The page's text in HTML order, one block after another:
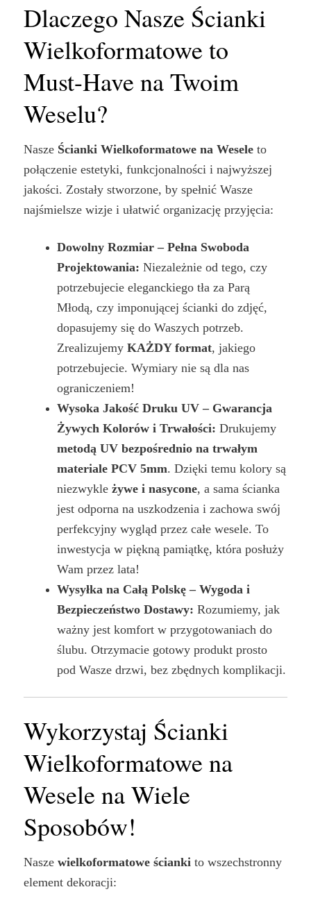
Dlaczego Nasze Ścianki
Wielkoformatowe to
Must-Have na Twoim
Weselu?
Nasze Ścianki Wielkoformatowe na Wesele to
połączenie estetyki, funkcjonalności i najwyższej
jakości. Zostały stworzone, by spełnić Wasze
najśmielsze wizje i ułatwić organizację przyjęcia:
Dowolny Rozmiar – Pełna Swoboda
Projektowania: Niezależnie od tego, czy
potrzebujecie eleganckiego tła za Parą
Młodą, czy imponującej ścianki do zdjęć,
dopasujemy się do Waszych potrzeb.
Zrealizujemy KAŻDY format, jakiego
potrzebujecie. Wymiary nie są dla nas
ograniczeniem!
Wysoka Jakość Druku UV – Gwarancja
Żywych Kolorów i Trwałości: Drukujemy
metodą UV bezpośrednio na trwałym
materiale PCV 5mm. Dzięki temu kolory są
niezwykle żywe i nasycone, a sama ścianka
jest odporna na uszkodzenia i zachowa swój
perfekcyjny wygląd przez całe wesele. To
inwestycja w piękną pamiątkę, która posłuży
Wam przez lata!
Wysyłka na Całą Polskę – Wygoda i
Bezpieczeństwo Dostawy: Rozumiemy, jak
ważny jest komfort w przygotowaniach do
ślubu. Otrzymacie gotowy produkt prosto
pod Wasze drzwi, bez zbędnych komplikacji.
Wykorzystaj Ścianki
Wielkoformatowe na
Wesele na Wiele
Sposobów!
Nasze wielkoformatowe ścianki to wszechstronny
element dekoracji: